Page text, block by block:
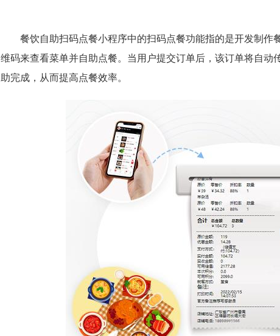
餐饮自助扫码点餐小程序中的扫码点餐功能指的是开发制作
维码来查看菜单并自助点餐。当用户提交订单后，该订单将自动
助完成，从而提高点餐效率。